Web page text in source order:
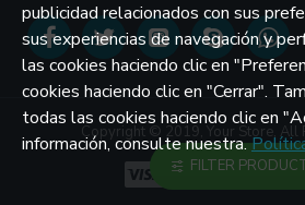
Copyright © 2019, Your Store, All
publicidad relacionados con sus
sus experiencias de navegación y
las cookies haciendo clic en
cookies haciendo clic en "Cerrar".
todas las cookies haciendo clic en
información, consulte nuestra.
FILTER